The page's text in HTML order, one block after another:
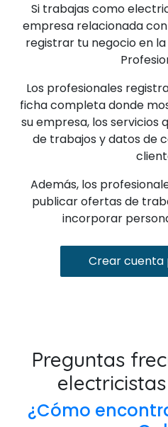
Si trabajas como
empresa relacionada
registrar tu negocio en
Los profesionales
ficha completa donde
su empresa, los servicios
de trabajos y datos de
Además, los
publicar ofertas de
incorporar
Crear cuenta
Preguntas
¿Cómo